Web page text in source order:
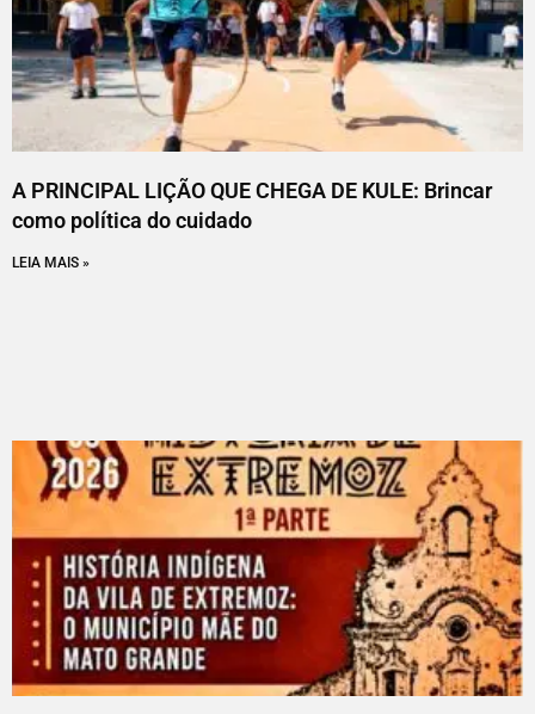
A PRINCIPAL LIÇÃO QUE CHEGA DE KULE: Brincar
como política do cuidado
LEIA MAIS »